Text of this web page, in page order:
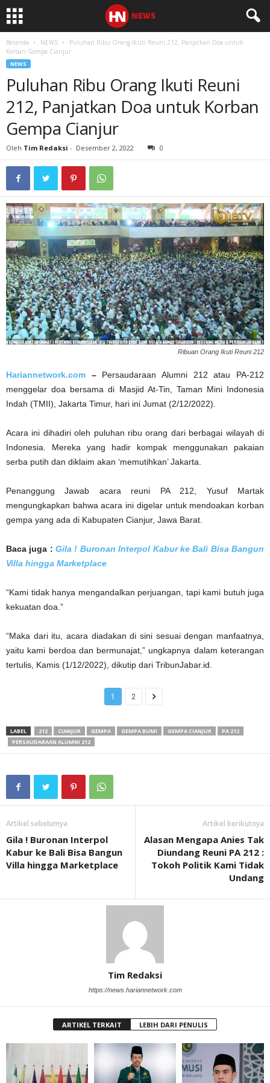
Beranda NEWS
Puluhan Ribu Orang Ikuti Reuni 212, Panjatkan Doa untuk
Korban Gempa Cianjur
NEWS
Puluhan Ribu Orang Ikuti Reuni
212, Panjatkan Doa untuk Korban
Gempa Cianjur
Oleh Tim Redaksi - Desember 2, 2022 0
Ribuan Orang Ikuti Reuni 212
Hariannetwork.com – Persaudaraan Alumni 212 atau PA-212
menggelar doa bersama di Masjid At-Tin, Taman Mini Indonesia
Indah (TMII), Jakarta Timur, hari ini Jumat (2/12/2022).
Acara ini dihadiri oleh puluhan ribu orang dari berbagai wilayah di
Indonesia. Mereka yang hadir kompak menggunakan pakaian
serba putih dan diklaim akan ‘memutihkan’ Jakarta.
Penanggung Jawab acara reuni PA 212, Yusuf Martak
mengungkapkan bahwa acara ini digelar untuk mendoakan korban
gempa yang ada di Kabupaten Cianjur, Jawa Barat.
Baca juga :Gila ! Buronan Interpol Kabur ke Bali Bisa Bangun
Villa hingga Marketplace
“Kami tidak hanya mengandalkan perjuangan, tapi kami butuh juga
kekuatan doa.”
“Maka dari itu, acara diadakan di sini sesuai dengan manfaatnya,
yaitu kami berdoa dan bermunajat,” ungkapnya dalam keterangan
tertulis, Kamis (1/12/2022), dikutip dari TribunJabar.id.
1 2
LABEL 212 CIANJUR GEMPA GEMPA BUMI GEMPA CIANJUR
PA 212
PERSAUDARAAN ALUMNI 212
Artikel sebelumya
Gila ! Buronan Interpol
Kabur ke Bali Bisa Bangun
Villa hingga Marketplace
Artikel berikutnya
Alasan Mengapa Anies Tak
Diundang Reuni PA 212 :
Tokoh Politik Kami Tidak
Undang
Tim Redaksi
https://news.hariannetwork.com
ARTIKEL TERKAIT LEBIH DARI PENULIS